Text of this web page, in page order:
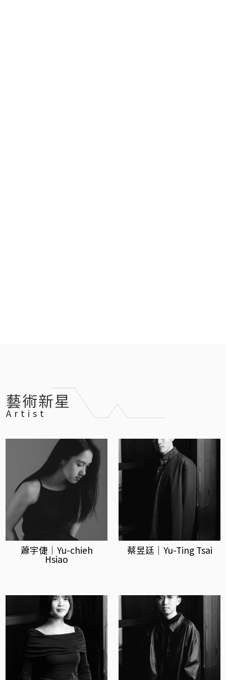
藝術新星
Artist
蕭宇倢｜Yu-chieh
Hsiao
蔡昱廷｜Yu-Ting Tsai